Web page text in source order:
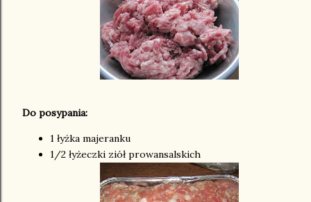
Do posypania:
1 łyżka majeranku
1/2 łyżeczki ziół prowansalskich